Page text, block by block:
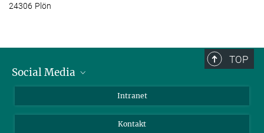
24306 Plön
TOP
Social Media
Intranet
Kontakt